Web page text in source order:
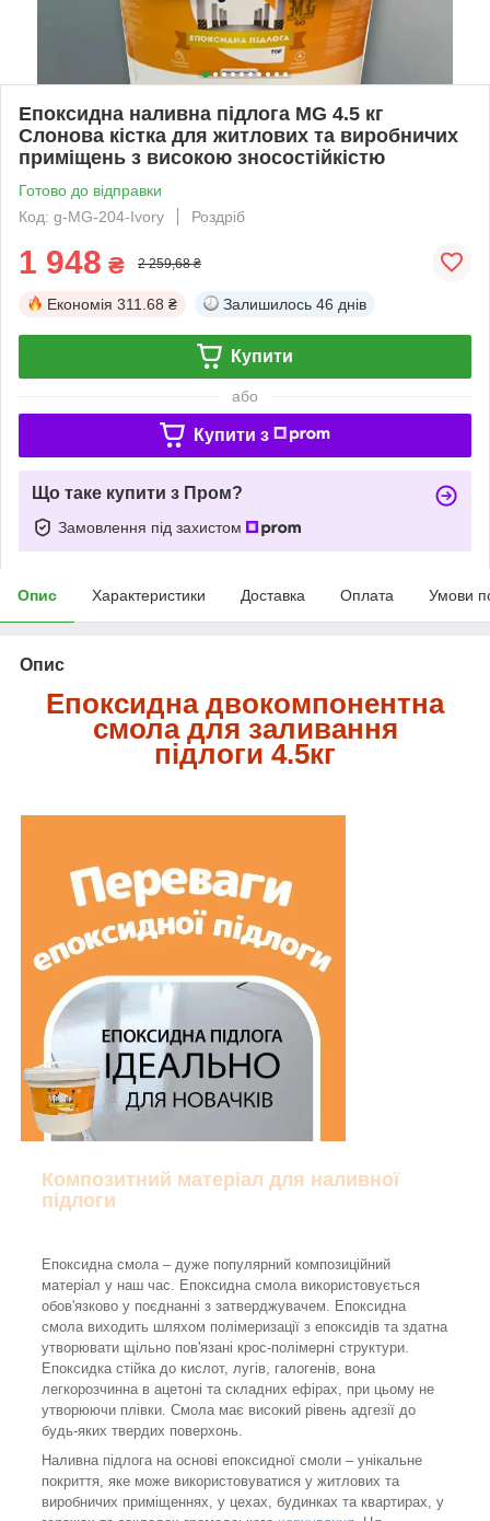
Епоксидна наливна підлога MG 4.5 кг
Слонова кістка для житлових та виробничих
приміщень з високою зносостійкістю
Готово до відправки
Код: g-MG-204-Ivory
Роздріб
1 948 ₴ 2 259,68 ₴
Економія 311.68 ₴ Залишилось 46 днів
Купити
або
Купити з
Що таке купити з Пром?
Замовлення під захистом
Опис Характеристики Доставка Оплата Умови
Опис
Епоксидна двокомпонентна
смола для заливання
підлоги 4.5кг
Композитний матеріал для наливної
підлоги
Епоксидна смола – дуже популярний композиційний
матеріал у наш час. Епоксидна смола використовується
обов'язково у поєднанні з затверджувачем. Епоксидна
смола виходить шляхом полімеризації з епоксидів та здатна
утворювати щільно пов'язані крос-полімерні структури.
Епоксидка стійка до кислот, лугів, галогенів, вона
легкорозчинна в ацетоні та складних ефірах, при цьому не
утворюючи плівки. Смола має високий рівень адгезії до
будь-яких твердих поверхонь.
Наливна підлога на основі епоксидної смоли – унікальне
покриття, яке може використовуватися у житлових та
виробничих приміщеннях, у цехах, будинках та квартирах, у